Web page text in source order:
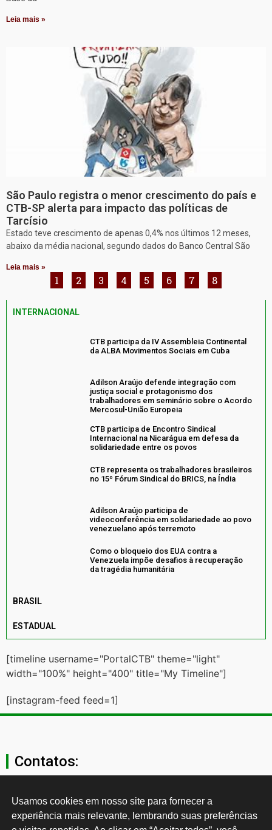
Leia mais »
São Paulo registra o menor crescimento do país e
CTB-SP alerta para impacto das políticas de
Tarcísio
Estado teve crescimento de apenas 0,4% nos últimos 12 meses,
abaixo da média nacional, segundo dados do Banco Central São
Leia mais »
1 2 3 4 5 6 7 8
INTERNACIONAL
CTB participa da IV Assembleia Continental
da ALBA Movimentos Sociais em Cuba
Adilson Araújo defende integração com
justiça social e protagonismo dos
trabalhadores em seminário sobre o Acordo
Mercosul-União Europeia
CTB participa de Encontro Sindical
Internacional na Nicarágua em defesa da
solidariedade entre os povos
CTB representa os trabalhadores brasileiros
no 15º Fórum Sindical do BRICS, na Índia
Adilson Araújo participa de
videoconferência em solidariedade ao povo
venezuelano após terremoto
Como o bloqueio dos EUA contra a
Venezuela impõe desafios à recuperação
da tragédia humanitária
BRASIL
ESTADUAL
[timeline username="PortalCTB" theme="light"
width="100%" height="400" title="My Timeline"]
[instagram-feed feed=1]
Contatos:
secgeral@ctb.org.br
11 3874-0040
Usamos cookies em nosso site para fornecer a
experiência mais relevante, lembrando suas preferências